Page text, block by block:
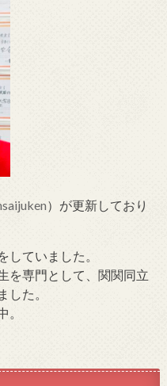
）が更新しており
していました。
を専門として、関関同立
した。